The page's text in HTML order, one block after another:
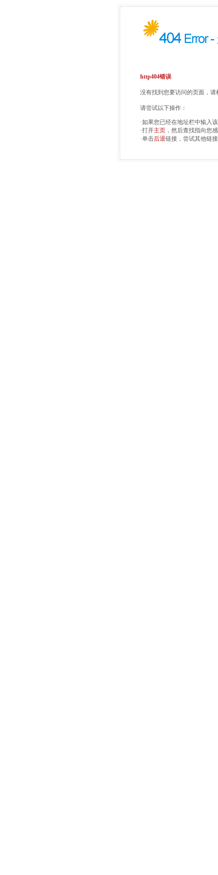
http404错误
没有找到您要访问的页面，
请尝试以下操作：
·如果您已经在地址栏中输入
·打开主页 ，然后查找指向您
·单击后退链接，尝试其他链